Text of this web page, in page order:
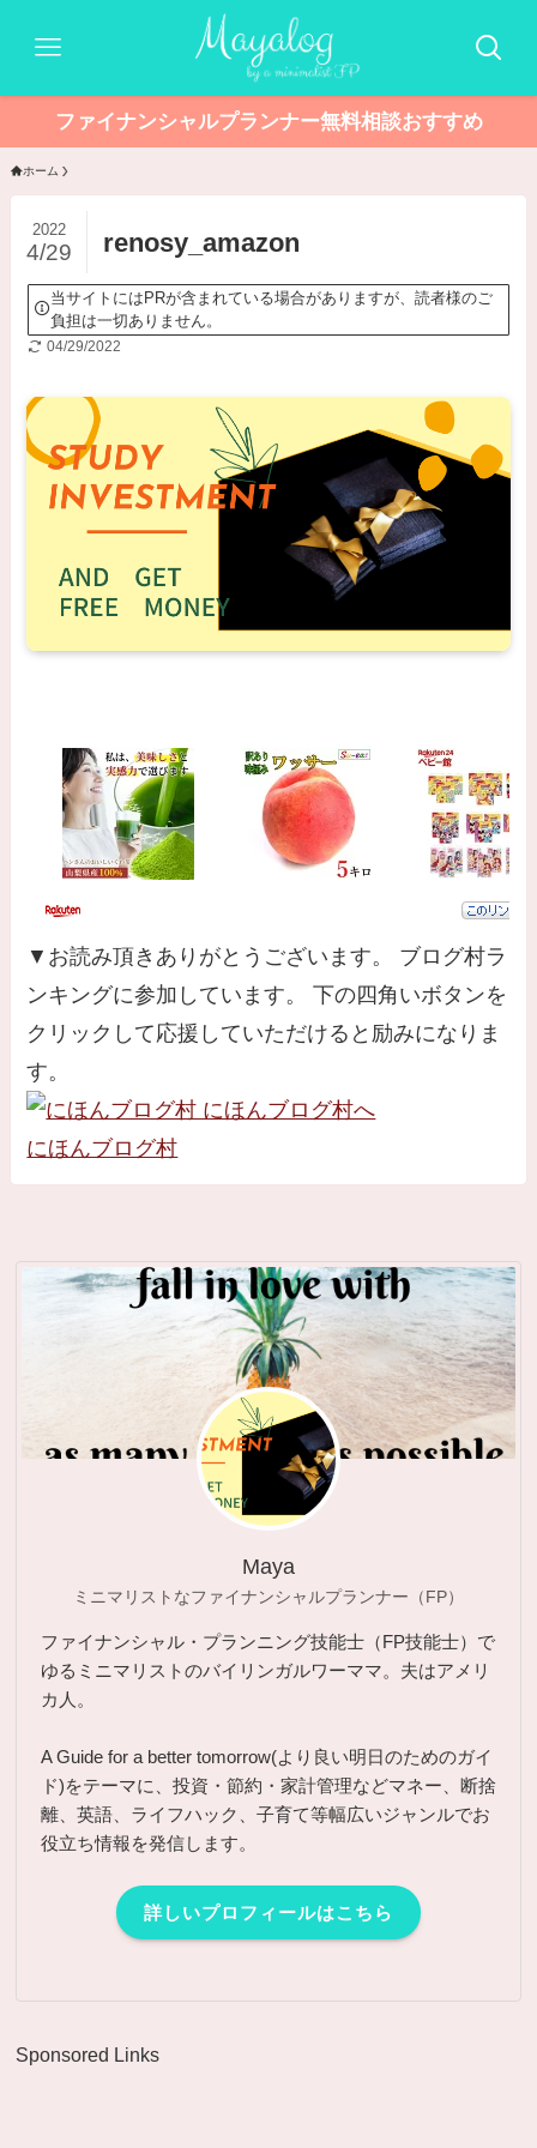
ファイナンシャルプランナー無料相談おすすめ
ホーム
renosy_amazon
2022
4/29
当サイトにはPRが含まれている場合がありますが、読者様のご
負担は一切ありません。
04/29/2022
▼お読み頂きありがとうございます。 ブログ村ラ
ンキングに参加しています。 下の四角いボタンを
クリックして応援していただけると励みになりま
す。
にほんブログ村
Maya
ミニマリストなファイナンシャルプランナー（FP）
ファイナンシャル・プランニング技能士（FP技能士）で
ゆるミニマリストのバイリンガルワーママ。夫はアメリ
カ人。
A Guide for a better tomorrow(より良い明日のためのガイ
ド)をテーマに、投資・節約・家計管理などマネー、断捨
離、英語、ライフハック、子育て等幅広いジャンルでお
役立ち情報を発信します。
詳しいプロフィールはこちら
Sponsored Links